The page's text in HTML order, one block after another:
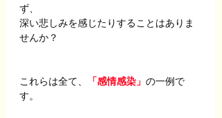
ず、
深い悲しみを感じたりすることはありま
せんか？
これらは全て、 「感情感染」 の一例で
す。